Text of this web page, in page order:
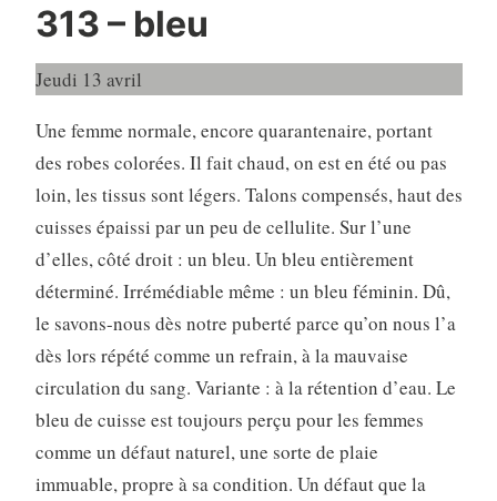
313 – bleu
Jeudi 13 avril
Une femme normale, encore quarantenaire, portant
des robes colorées. Il fait chaud, on est en été ou pas
loin, les tissus sont légers. Talons compensés, haut des
cuisses épaissi par un peu de cellulite. Sur l’une
d’elles, côté droit : un bleu. Un bleu entièrement
déterminé. Irrémédiable même : un bleu féminin. Dû,
le savons-nous dès notre puberté parce qu’on nous l’a
dès lors répété comme un refrain, à la mauvaise
circulation du sang. Variante : à la rétention d’eau. Le
bleu de cuisse est toujours perçu pour les femmes
comme un défaut naturel, une sorte de plaie
immuable, propre à sa condition. Un défaut que la